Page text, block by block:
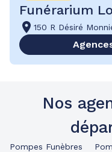
Funérarium
150 R Désiré
Nos
Pompes Funèbres